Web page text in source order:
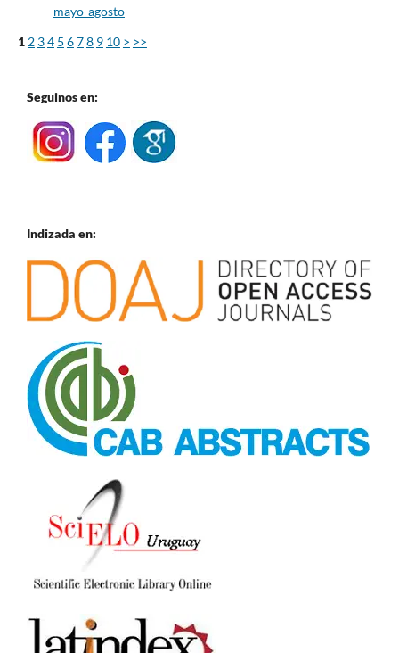
mayo-agosto
12 34 5 678 9 10 > >>
Seguinos en:
Indizada en: